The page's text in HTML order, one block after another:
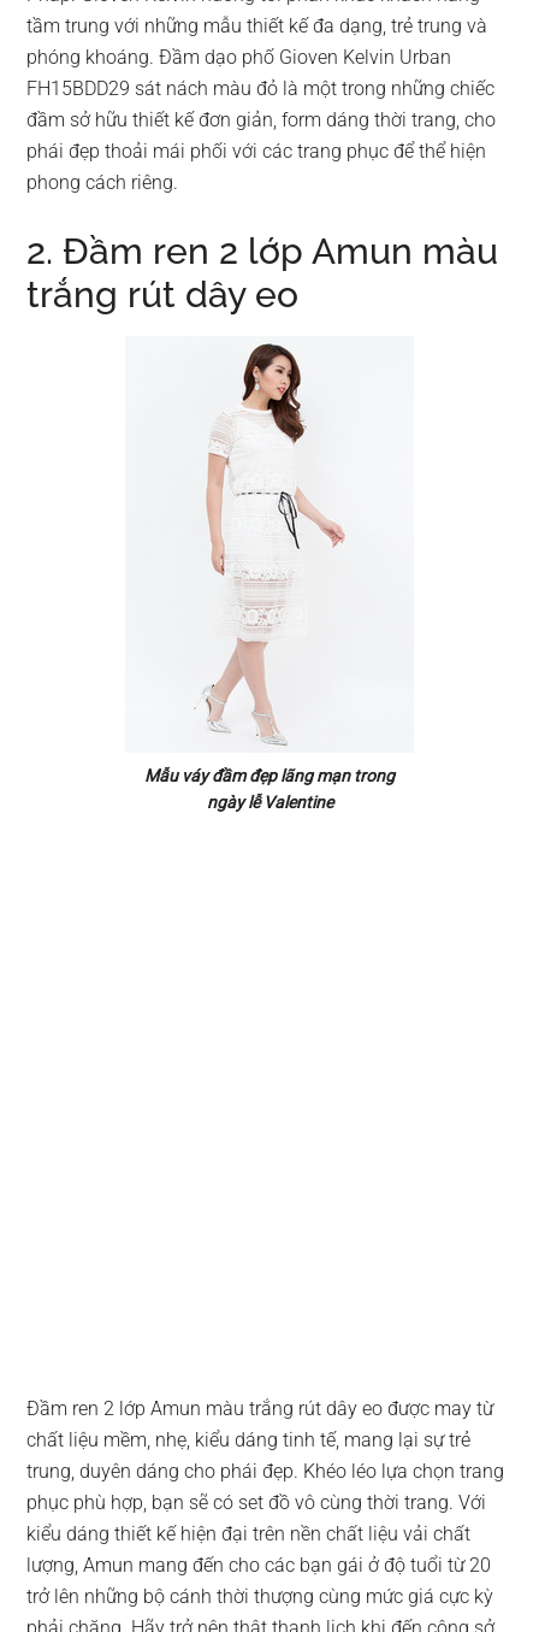
tầm trung với những mẫu thiết kế đa dạng, trẻ trung và
phóng khoáng. Đầm dạo phố Gioven Kelvin Urban
FH15BDD29 sát nách màu đỏ là một trong những chiếc
đầm sở hữu thiết kế đơn giản, form dáng thời trang, cho
phái đẹp thoải mái phối với các trang phục để thể hiện
phong cách riêng.
2. Đầm ren 2 lớp Amun màu
trắng rút dây eo
Mẫu váy đầm đẹp lãng mạn trong
ngày lễ Valentine
Đầm ren 2 lớp Amun màu trắng rút dây eo được may từ
chất liệu mềm, nhẹ, kiểu dáng tinh tế, mang lại sự trẻ
trung, duyên dáng cho phái đẹp. Khéo léo lựa chọn trang
phục phù hợp, bạn sẽ có set đồ vô cùng thời trang. Với
kiểu dáng thiết kế hiện đại trên nền chất liệu vải chất
lượng, Amun mang đến cho các bạn gái ở độ tuổi từ 20
trở lên những bộ cánh thời thượng cùng mức giá cực kỳ